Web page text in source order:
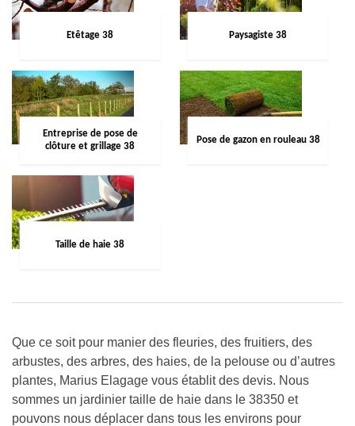
Etêtage 38 Paysagiste 38
Entreprise de pose de
clôture et grillage 38
Pose de gazon en rouleau 38
Taille de haie 38
Que ce soit pour manier des fleuries, des fruitiers, des
arbustes, des arbres, des haies, de la pelouse ou d’autres
plantes, Marius Elagage vous établit des devis. Nous
sommes un jardinier taille de haie dans le 38350 et
pouvons nous déplacer dans tous les environs pour